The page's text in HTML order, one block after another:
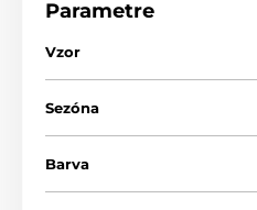
Parametre
Vzor
Sezóna
Barva